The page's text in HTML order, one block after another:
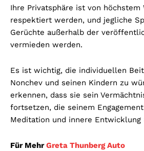
Ihre Privatsphäre ist von
respektiert werden, und jegliche
Gerüchte außerhalb der
vermieden werden.
Es ist wichtig, die individuellen
Nonchev und seinen Kindern zu
erkennen, dass sie sein
fortsetzen, die seinem Engagement
Meditation und innere Entwicklung
Für MehrGreta Thunberg Auto